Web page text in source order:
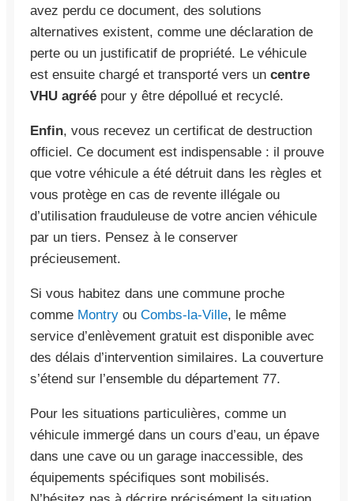
avez perdu ce document, des solutions
alternatives existent, comme une déclaration de
perte ou un justificatif de propriété. Le véhicule
est ensuite chargé et transporté vers un centre
VHU agréé pour y être dépollué et recyclé.
Enfin, vous recevez un certificat de destruction
officiel. Ce document est indispensable : il prouve
que votre véhicule a été détruit dans les règles et
vous protège en cas de revente illégale ou
d’utilisation frauduleuse de votre ancien véhicule
par un tiers. Pensez à le conserver
précieusement.
Si vous habitez dans une commune proche
comme Montry ou Combs-la-Ville, le même
service d’enlèvement gratuit est disponible avec
des délais d’intervention similaires. La couverture
s’étend sur l’ensemble du département 77.
Pour les situations particulières, comme un
véhicule immergé dans un cours d’eau, un épave
dans une cave ou un garage inaccessible, des
équipements spécifiques sont mobilisés.